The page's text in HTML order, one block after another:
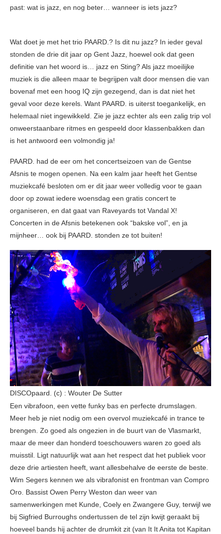
past: wat is jazz, en nog beter… wanneer is iets jazz?
Wat doet je met het trio PAARD.? Is dit nu jazz? In ieder geval
stonden de drie dit jaar op Gent Jazz, hoewel ook dat geen
definitie van het woord is… jazz en Sting? Als jazz moeilijke
muziek is die alleen maar te begrijpen valt door mensen die van
bovenaf met een hoog IQ zijn gezegend, dan is dat niet het
geval voor deze kerels. Want PAARD. is uiterst toegankelijk, en
helemaal niet ingewikkeld. Zie je jazz echter als een zalig trip vol
onweerstaanbare ritmes en gespeeld door klassenbakken dan
is het antwoord een volmondig ja!
PAARD. had de eer om het concertseizoen van de Gentse
Afsnis te mogen openen. Na een kalm jaar heeft het Gentse
muziekcafé besloten om er dit jaar weer volledig voor te gaan
door op zowat iedere woensdag een gratis concert te
organiseren, en dat gaat van Raveyards tot Vandal X!
Concerten in de Afsnis betekenen ook “bakske vol”, en ja
mijnheer… ook bij PAARD. stonden ze tot buiten!
DISCOpaard. (c) : Wouter De Sutter
Een vibrafoon, een vette funky bas en perfecte drumslagen.
Meer heb je niet nodig om een overvol muziekcafé in trance te
brengen. Zo goed als ongezien in de buurt van de Vlasmarkt,
maar de meer dan honderd toeschouwers waren zo goed als
muisstil. Ligt natuurlijk wat aan het respect dat het publiek voor
deze drie artiesten heeft, want allesbehalve de eerste de beste.
Wim Segers kennen we als vibrafonist en frontman van Compro
Oro. Bassist Owen Perry Weston dan weer van
samenwerkingen met Kunde, Coely en Zwangere Guy, terwijl we
bij Sigfried Burroughs ondertussen de tel zijn kwijt geraakt bij
hoeveel bands hij achter de drumkit zit (van It It Anita tot Kapitan